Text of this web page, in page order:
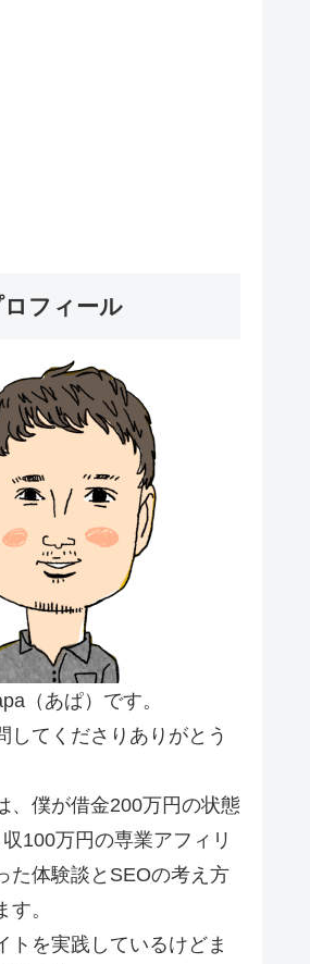
フィール
（あぱ）です。
してくださりありがとう
、僕が借金200万円の状態
100万円の専業アフィリ
た体験談とSEOの考え方
。
トを実践しているけどま